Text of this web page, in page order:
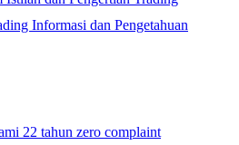
Informasi dan Pengetahuan
22 tahun zero complaint